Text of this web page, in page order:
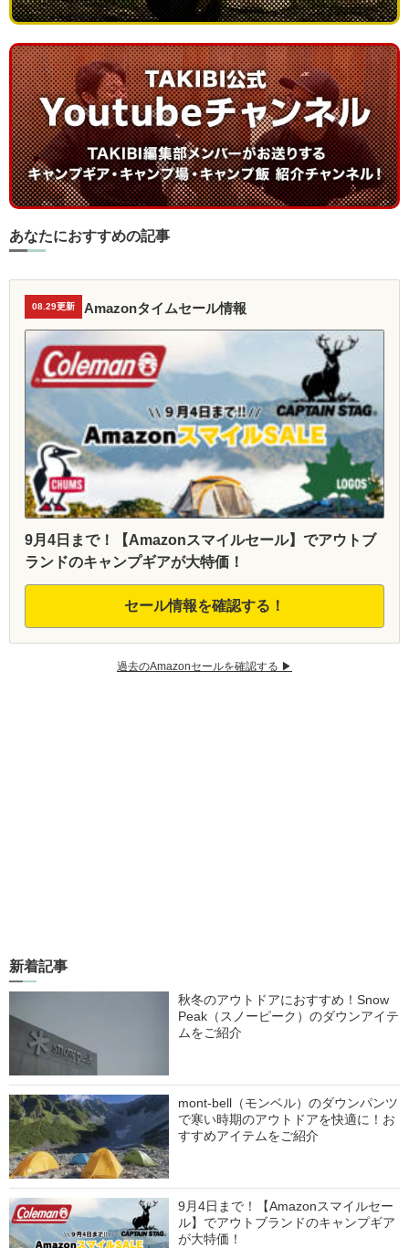
あなたにおすすめの記事
08.29更新 Amazonタイムセール情報
9月4日まで！【Amazonスマイルセール】でアウトブ
ランドのキャンプギアが大特価！
セール情報を確認する！
過去のAmazonセールを確認する ▶︎
新着記事
秋冬のアウトドアにおすすめ！Snow
Peak（スノーピーク）のダウンアイテ
ムをご紹介
mont-bell（モンベル）のダウンパンツ
で寒い時期のアウトドアを快適に！お
すすめアイテムをご紹介
9月4日まで！【Amazonスマイルセー
ル】でアウトブランドのキャンプギア
が大特価！